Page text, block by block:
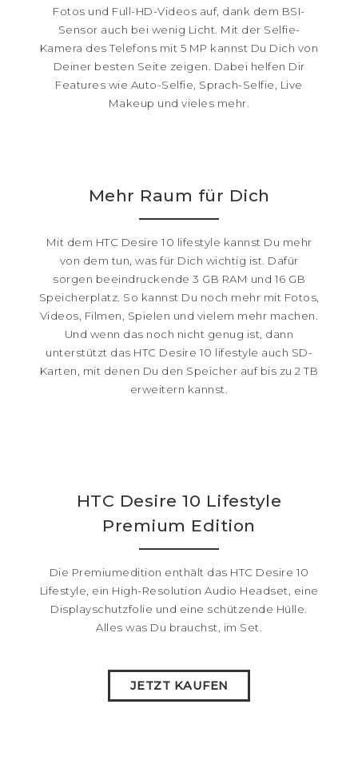
Fotos und Full-HD-Videos auf, dank dem BSI-
Sensor auch bei wenig Licht. Mit der Selfie-
Kamera des Telefons mit 5 MP kannst Du Dich von
Deiner besten Seite zeigen. Dabei helfen Dir
Features wie Auto-Selfie, Sprach-Selfie, Live
Makeup und vieles mehr.
Mehr Raum für Dich
Mit dem HTC Desire 10 lifestyle kannst Du mehr
von dem tun, was für Dich wichtig ist. Dafür
sorgen beeindruckende 3 GB RAM und 16 GB
Speicherplatz. So kannst Du noch mehr mit Fotos,
Videos, Filmen, Spielen und vielem mehr machen.
Und wenn das noch nicht genug ist, dann
unterstützt das HTC Desire 10 lifestyle auch SD-
Karten, mit denen Du den Speicher auf bis zu 2 TB
erweitern kannst.
HTC Desire 10 Lifestyle
Premium Edition
Die Premiumedition enthält das HTC Desire 10
Lifestyle, ein High-Resolution Audio Headset, eine
Displayschutzfolie und eine schützende Hülle.
Alles was Du brauchst, im Set.
JETZT KAUFEN